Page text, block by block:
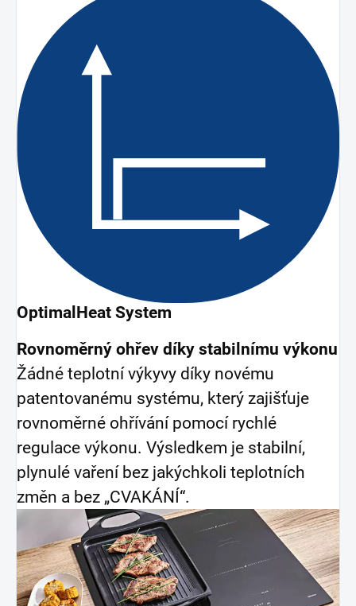
OptimalHeat System
Rovnoměrný ohřev díky stabilnímu výkonu
Žádné teplotní výkyvy díky novému
patentovanému systému, který zajišťuje
rovnoměrné ohřívání pomocí rychlé
regulace výkonu. Výsledkem je stabilní,
plynulé vaření bez jakýchkoli teplotních
změn a bez „CVAKÁNÍ“.